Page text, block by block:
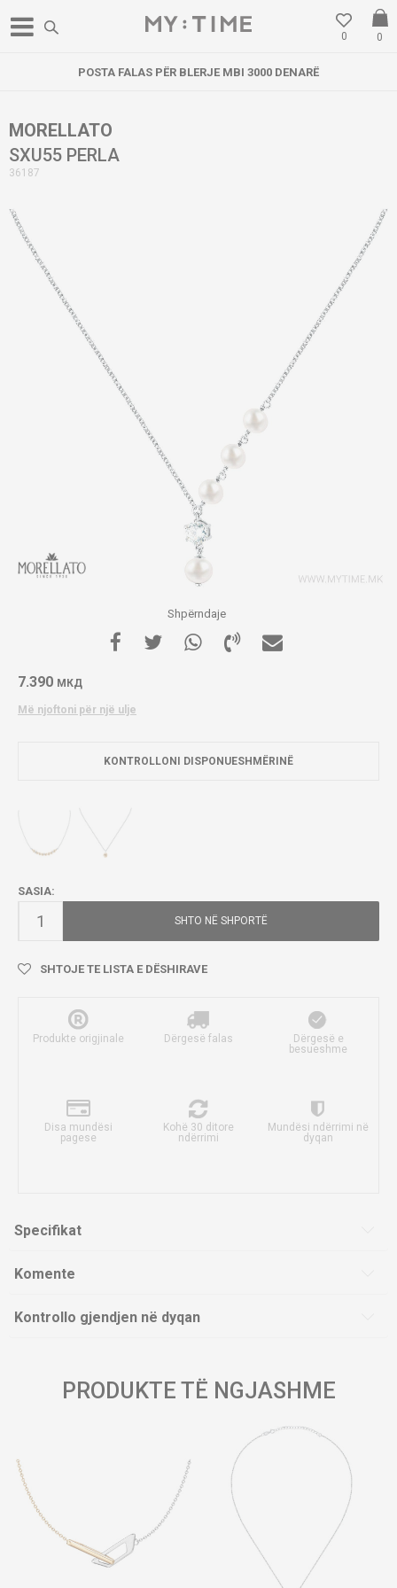
0
0
POSTA FALAS PËR BLERJE MBI 3000 DENARË
MORELLATO
SXU55 PERLA
36187
Shpërndaje
7.390 МКД
Më njoftoni për një ulje
KONTROLLONI DISPONUESHMËRINË
SASIA:
SHTO NË SHPORTË
SHTOJE TE LISTA E DËSHIRAVE
Produkte origjinale Dërgesë falas
Dërgesë e
besueshme
Disa mundësi
pagese
Kohë 30 ditore
ndërrimi
Mundësi ndërrimi në
dyqan
Specifikat
Komente
Kontrollo gjendjen në dyqan
PRODUKTE TË NGJASHME